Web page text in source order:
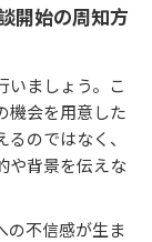
開始の周知方
いましょう。こ
機会を用意した
のではなく、
や背景を伝えな
の不信感が生ま